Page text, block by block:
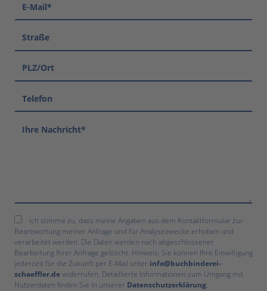
Ich stimme zu, dass meine Angaben aus dem Kontaktformular zur
Beantwortung meiner Anfrage und für Analysezwecke erhoben und
verarbeitet werden. Die Daten werden nach abgeschlossener
Bearbeitung Ihrer Anfrage gelöscht. Hinweis: Sie können Ihre Einwilligung
jederzeit für die Zukunft per E-Mail unter info@buchbinderei-
schaeffler.dewiderrufen. Detaillierte Informationen zum Umgang mit
Nutzerdaten finden Sie in unserer Datenschutzerklärung.